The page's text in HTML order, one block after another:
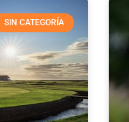
SIN CATEGORÍA